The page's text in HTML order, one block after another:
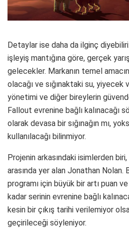
Detaylar ise daha da ilginç
işleyiş mantığına göre, gerçek
gelecekler. Markanın temel
olacağı ve sığınaktaki su, yiyecek
yönetimi ve diğer bireylerin
Fallout evrenine bağlı kalınacağı
olarak devasa bir sığınağın mı,
kullanılacağı bilinmiyor.
Projenin arkasındaki isimlerden biri,
arasında yer alan Jonathan Nolan.
programı için büyük bir artı puan
kadar serinin evrenine bağlı
kesin bir çıkış tarihi verilemiyor
geçirileceği söyleniyor.